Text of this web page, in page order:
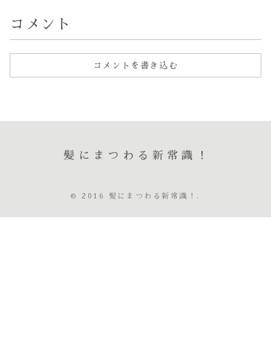
コメント
コメントを書き込む
髪にまつわる新常識！
© 2016 髪にまつわる新常識！.